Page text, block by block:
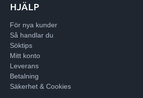
HJÄLP
För nya kunder
Så handlar du
Söktips
Mitt konto
Leverans
Betalning
Säkerhet & Cookies